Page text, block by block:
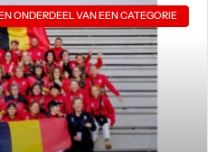
ONDERDEEL VAN EEN CATEGORIE